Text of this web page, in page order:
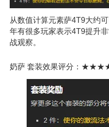
从数值计算元素萨4T9大约
年有很多玩家表示4T9提升
战观察。
奶萨 套装效果评分：